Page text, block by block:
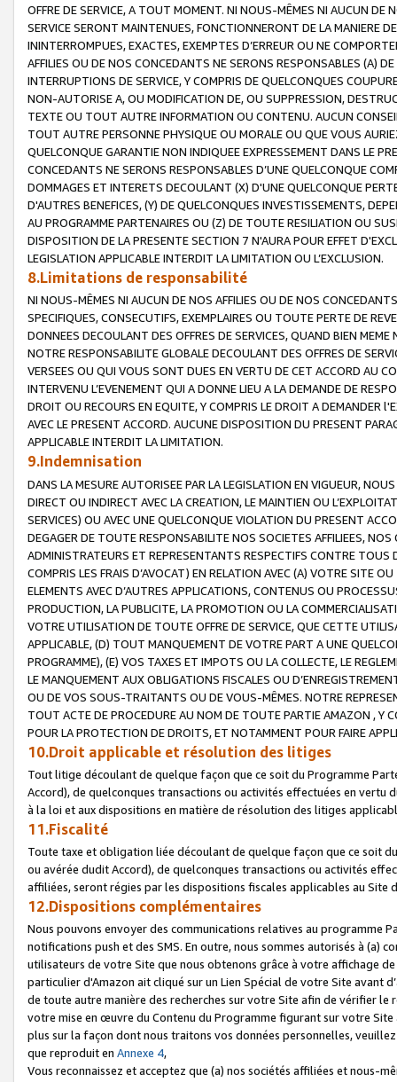
OFFRE DE SERVICE, A TOUT MOMENT. NI NOUS-MÊMES NI AUCUN DE
SERVICE SERONT MAINTENUES, FONCTIONNERONT DE LA MANIERE
ININTERROMPUES, EXACTES, EXEMPTES D’ERREUR OU NE
AFFILIES OU DE NOS CONCEDANTS NE SERONS RESPONSABLES (A)
INTERRUPTIONS DE SERVICE, Y COMPRIS DE QUELCONQUES
NON-AUTORISE A, OU MODIFICATION DE, OU SUPPRESSION,
TEXTE OU TOUT AUTRE INFORMATION OU CONTENU. AUCUN
TOUT AUTRE PERSONNE PHYSIQUE OU MORALE OU QUE VOUS
QUELCONQUE GARANTIE NON INDIQUEE EXPRESSEMENT DANS LE
CONCEDANTS NE SERONS RESPONSABLES D’UNE QUELCONQUE
DOMMAGES ET INTERETS DECOULANT (X) D'UNE QUELCONQUE
D'AUTRES BENEFICES, (Y) DE QUELCONQUES INVESTISSEMENTS,
AU PROGRAMME PARTENAIRES OU (Z) DE TOUTE RESILIATION OU
DISPOSITION DE LA PRESENTE SECTION 7 N'AURA POUR EFFET
LEGISLATION APPLICABLE INTERDIT LA LIMITATION OU L’EXCLUSION.
8.Limitations de responsabilité
NI NOUS-MÊMES NI AUCUN DE NOS AFFILIES OU DE NOS
SPECIFIQUES, CONSECUTIFS, EXEMPLAIRES OU TOUTE PERTE DE
DONNEES DECOULANT DES OFFRES DE SERVICES, QUAND BIEN
NOTRE RESPONSABILITE GLOBALE DECOULANT DES OFFRES DE
VERSEES OU QUI VOUS SONT DUES EN VERTU DE CET ACCORD AU
INTERVENU L’EVENEMENT QUI A DONNE LIEU A LA DEMANDE DE
DROIT OU RECOURS EN EQUITE, Y COMPRIS LE DROIT A DEMANDER
AVEC LE PRESENT ACCORD. AUCUNE DISPOSITION DU PRESENT
APPLICABLE INTERDIT LA LIMITATION.
9.Indemnisation
DANS LA MESURE AUTORISEE PAR LA LEGISLATION EN VIGUEUR,
DIRECT OU INDIRECT AVEC LA CREATION, LE MAINTIEN OU
SERVICES) OU AVEC UNE QUELCONQUE VIOLATION DU PRESENT
DEGAGER DE TOUTE RESPONSABILITE NOS SOCIETES AFFILIEES,
ADMINISTRATEURS ET REPRESENTANTS RESPECTIFS CONTRE
COMPRIS LES FRAIS D’AVOCAT) EN RELATION AVEC (A) VOTRE SITE
ELEMENTS AVEC D’AUTRES APPLICATIONS, CONTENUS OU
PRODUCTION, LA PUBLICITE, LA PROMOTION OU LA
VOTRE UTILISATION DE TOUTE OFFRE DE SERVICE, QUE CETTE
APPLICABLE, (D) TOUT MANQUEMENT DE VOTRE PART A UNE
PROGRAMME), (E) VOS TAXES ET IMPOTS OU LA COLLECTE, LE
LE MANQUEMENT AUX OBLIGATIONS FISCALES OU
OU DE VOS SOUS-TRAITANTS OU DE VOUS-MÊMES. NOTRE
TOUT ACTE DE PROCEDURE AU NOM DE TOUTE PARTIE AMAZON , Y
POUR LA PROTECTION DE DROITS, ET NOTAMMENT POUR FAIRE
10.Droit applicable et résolution des litiges
Tout litige découlant de quelque façon que ce soit du Programme
Accord), de quelconques transactions ou activités effectuées en vertu
à la loi et aux dispositions en matière de résolution des litiges
11.Fiscalité
Toute taxe et obligation liée découlant de quelque façon que ce soit
ou avérée dudit Accord), de quelconques transactions ou activités
affiliées, seront régies par les dispositions fiscales applicables au Site
12.Dispositions complémentaires
Nous pouvons envoyer des communications relatives au programme
notifications push et des SMS. En outre, nous sommes autorisés à
utilisateurs de votre Site que nous obtenons grâce à votre affichage
particulier d'Amazon ait cliqué sur un Lien Spécial de votre Site avant
de toute autre manière des recherches sur votre Site afin de vérifier
votre mise en œuvre du Contenu du Programme figurant sur votre
plus sur la façon dont nous traitons vos données personnelles,
que reproduit en Annexe 4,
Vous reconnaissez et acceptez que (a) nos sociétés affiliées et nous-